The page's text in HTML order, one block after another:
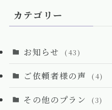
カテゴリー
お知らせ (43)
ご依頼者様の声 (4)
その他のプラン (3)